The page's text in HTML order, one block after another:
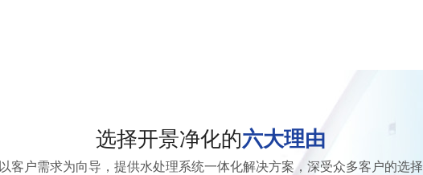
选择开景净化的六大理由
以客户需求为向导，提供水处理系统一体化解决方案，深受众多客户的选择